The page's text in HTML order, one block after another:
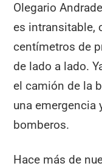
Olegario
es intransitable,
centímetros de
de lado a lado.
el camión de la
una emergencia
bomberos.
Hace más de